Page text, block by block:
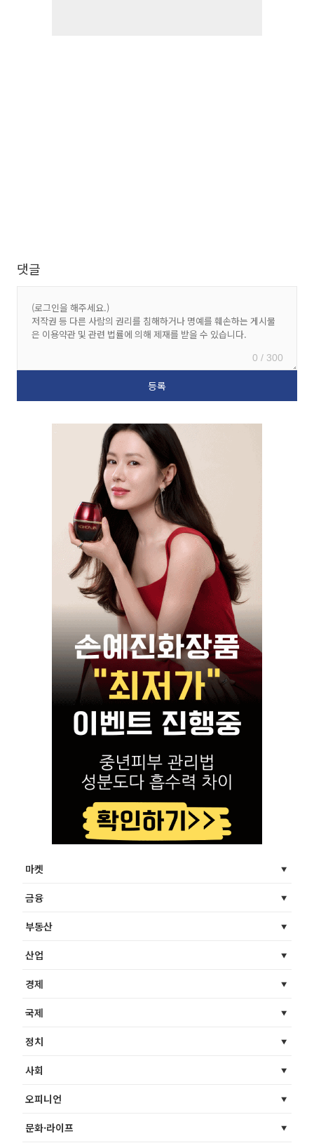
댓글
0 / 300
마켓
금융
부동산
산업
경제
국제
정치
사회
오피니언
문화·라이프